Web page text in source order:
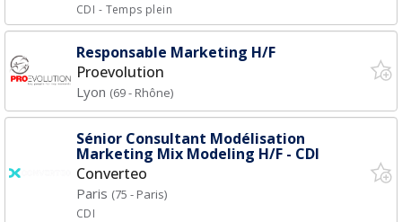
CDI - Temps plein
Responsable Marketing H/F
Proevolution
Lyon (69 - Rhône)
Sénior Consultant Modélisation
Marketing Mix Modeling H/F - CDI
Converteo
Paris (75 - Paris)
CDI